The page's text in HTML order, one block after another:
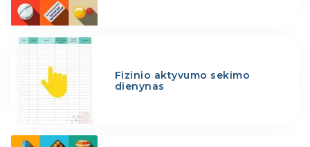
Fizinio aktyvumo sekimo
dienynas